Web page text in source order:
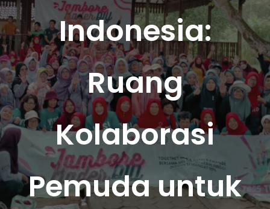
Indonesia:
Ruang
Kolaborasi
Pemuda untuk